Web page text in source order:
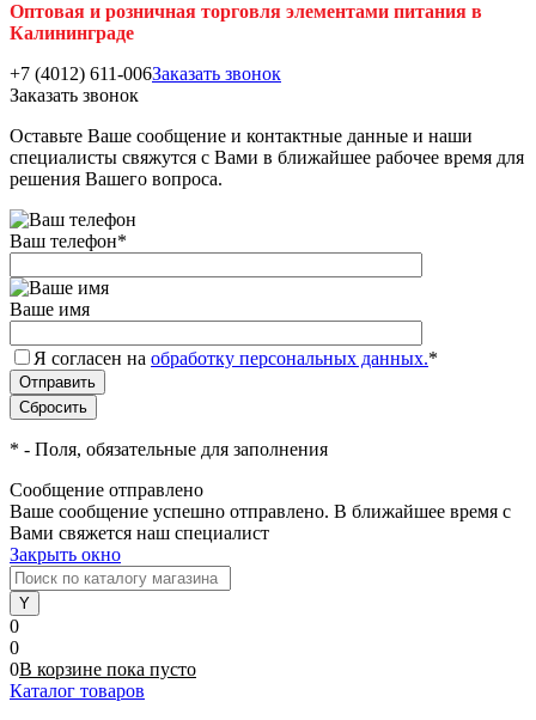
Оптовая и розничная торговля элементами питания в
Калининграде
+7 (4012) 611-006Заказать звонок
Заказать звонок
Оставьте Ваше сообщение и контактные данные и наши
специалисты свяжутся с Вами в ближайшее рабочее время для
решения Вашего вопроса.
Ваш телефон*
Ваше имя
Я согласен на обработку персональных данных.*
* - Поля, обязательные для заполнения
Сообщение отправлено
Ваше сообщение успешно отправлено. В ближайшее время с
Вами свяжется наш специалист
Закрыть окно
0
0
0В корзине пока пусто
Каталог товаров